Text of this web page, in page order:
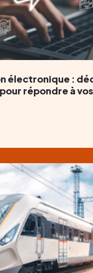
électronique :
répondre à vos